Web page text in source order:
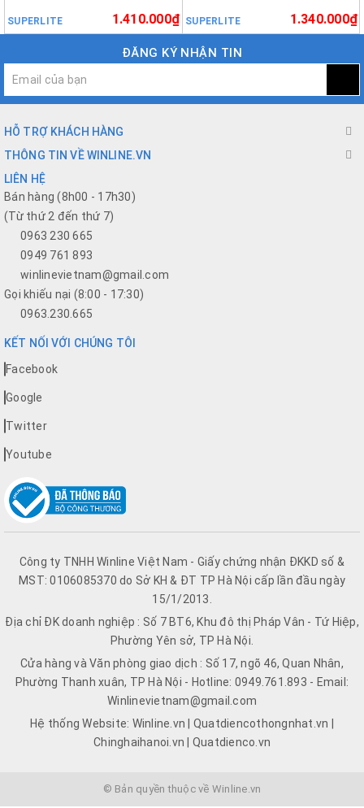
SUPERLITE 1.410.000₫ SUPERLITE 1.340.000₫
ĐĂNG KÝ NHẬN TIN
HỖ TRỢ KHÁCH HÀNG
THÔNG TIN VỀ WINLINE.VN
LIÊN HỆ
Bán hàng (8h00 - 17h30)
(Từ thứ 2 đến thứ 7)
0963 230 665
0949 761 893
winlinevietnam@gmail.com
Gọi khiếu nại (8:00 - 17:30)
0963.230.665
KẾT NỐI VỚI CHÚNG TÔI
Facebook
Google
Twitter
Youtube
Công ty TNHH Winline Việt Nam - Giấy chứng nhận ĐKKD số &
MST: 0106085370 do Sở KH & ĐT TP Hà Nội cấp lần đầu ngày
15/1/2013.
Địa chỉ ĐK doanh nghiệp : Số 7 BT6, Khu đô thị Pháp Vân - Tứ Hiệp,
Phường Yên sở, TP Hà Nội.
Cửa hàng và Văn phòng giao dịch : Số 17, ngõ 46, Quan Nhân,
Phường Thanh xuân, TP Hà Nội - Hotline: 0949.761.893 - Email:
Winlinevietnam@gmail.com
Hệ thống Website: Winline.vn | Quatdiencothongnhat.vn |
Chinghaihanoi.vn | Quatdienco.vn
© Bản quyền thuộc về Winline.vn